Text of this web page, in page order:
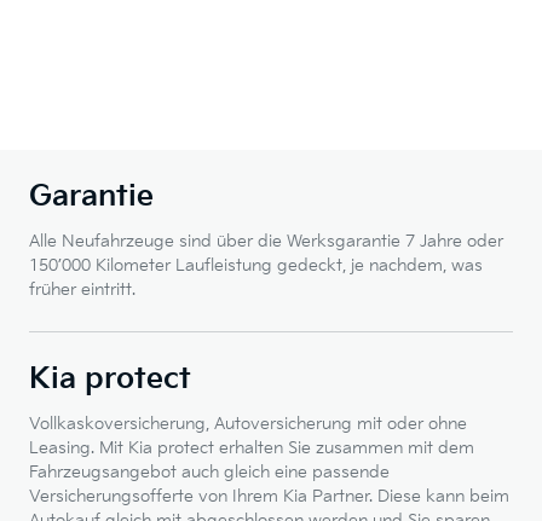
Garantie
Alle Neufahrzeuge sind über die Werksgarantie 7 Jahre oder
150’000 Kilometer Laufleistung gedeckt, je nachdem, was
früher eintritt.
Kia protect
Vollkaskoversicherung, Autoversicherung mit oder ohne
Leasing. Mit Kia protect erhalten Sie zusammen mit dem
Fahrzeugsangebot auch gleich eine passende
Versicherungsofferte von Ihrem Kia Partner. Diese kann beim